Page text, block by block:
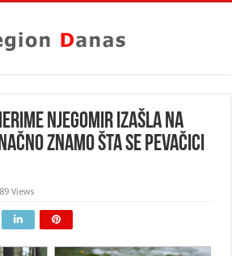
NJEGOMIR IZAŠLA NA
znamo šta se pevačici
Views